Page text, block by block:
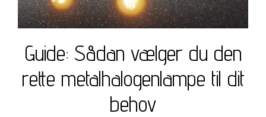
Guide: Sådan vælger du den
rette metalhalogenlampe til dit
behov